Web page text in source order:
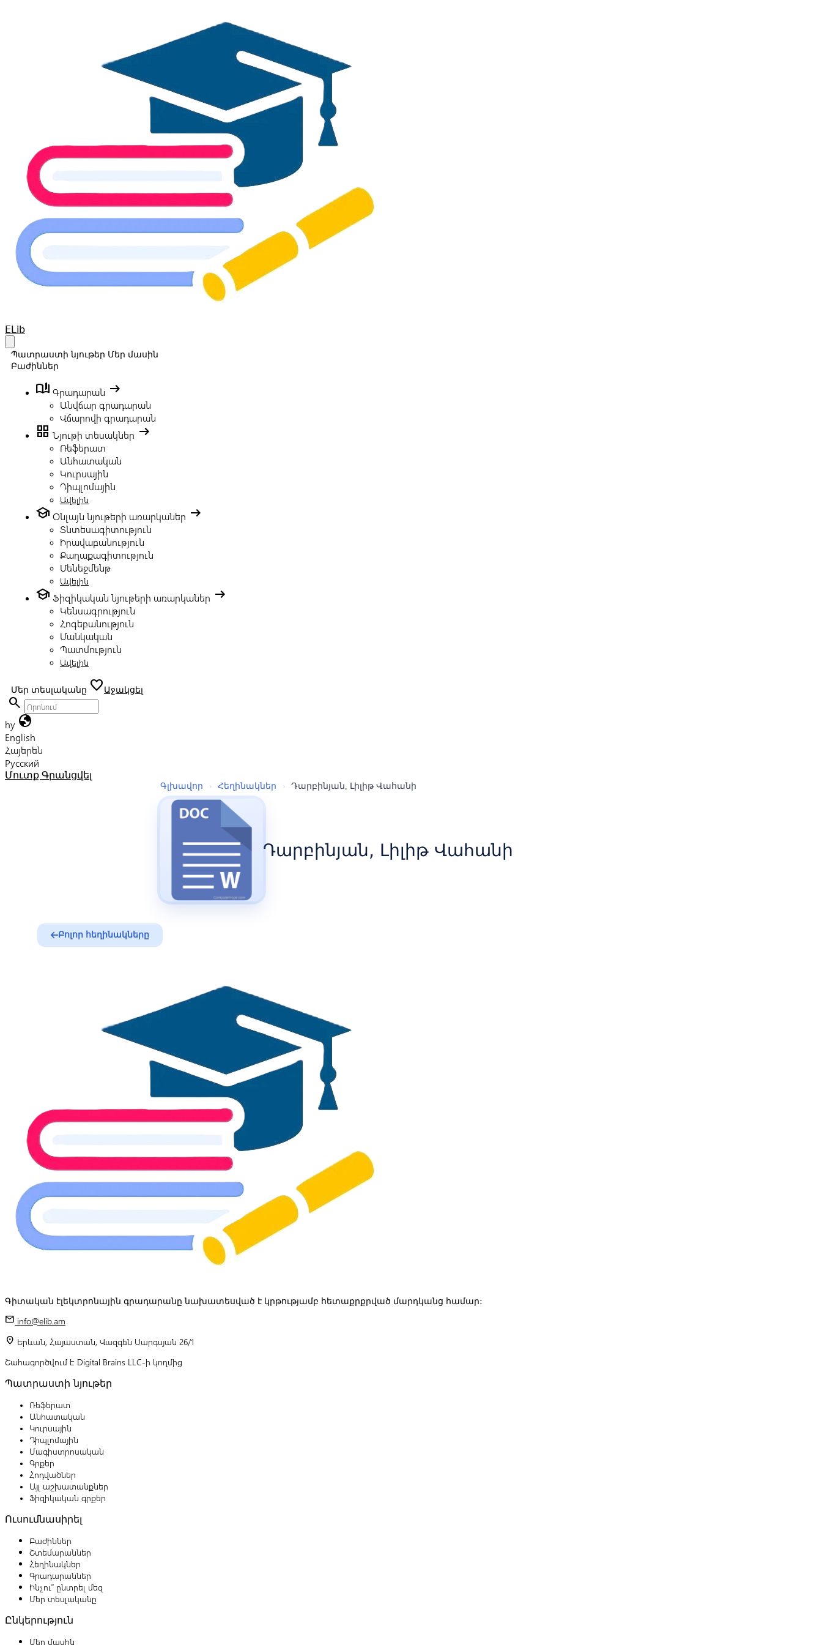
Your Company
ELib
Պատրաստի նյութեր Մեր մասին
Բաժիններ
book_ribbon Գրադարան arrow_right_alt
Անվճար գրադարան
Վճարովի գրադարան
grid_view Նյութի տեսակներ arrow_right_alt
Ռեֆերատ
Անհատական
Կուրսային
Դիպլոմային
Ավելին
school Օնլայն նյութերի առարկաներ arrow_right_alt
Տնտեսագիտություն
Իրավաբանություն
Քաղաքագիտություն
Մենեջմենթ
Ավելին
school Ֆիզիկական նյութերի առարկաներ arrow_right_alt
Կենսագրություն
Հոգեբանություն
Մանկական
Պատմություն
Ավելին
Մեր տեսլականը favoriteԱջակցել
search
hy globe
English
Հայերեն
Русский
Մուտք Գրանցվել
Գլխավոր › Հեղինակներ › Դարբինյան, Լիլիթ Վահանի
Դարբինյան, Լիլիթ Վահանի
Բոլոր հեղինակները
Գիտական էլեկտրոնային գրադարանը նախատեսված է կրթությամբ հետաքրքրված մարդկանց համար:
mail info@elib.am
location_on Երևան, Հայաստան, Վազգեն Սարգսյան 26/1
Շահագործվում է Digital Brains LLC-ի կողմից
Պատրաստի նյութեր
Ռեֆերատ
Անհատական
Կուրսային
Դիպլոմային
Մագիստրոսական
Գրքեր
Հոդվածներ
Այլ աշխատանքներ
Ֆիզիկական գրքեր
Ուսումնասիրել
Բաժիններ
Շտեմարաններ
Հեղինակներ
Գրադարաններ
Ինչու՞ ընտրել մեզ
Մեր տեսլականը
Ընկերություն
Մեր մասին